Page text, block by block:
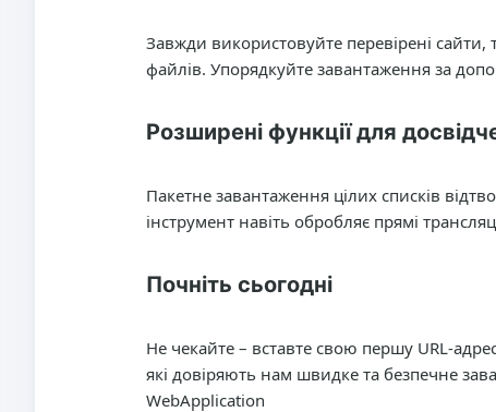
Завжди використовуйте перевірені
файлів. Упорядкуйте завантаження за
Розширені функції для
Пакетне завантаження цілих списків
інструмент навіть обробляє прямі
Почніть сьогодні
Не чекайте – вставте свою першу URL-
які довіряють нам швидке та безпечне
WebApplication